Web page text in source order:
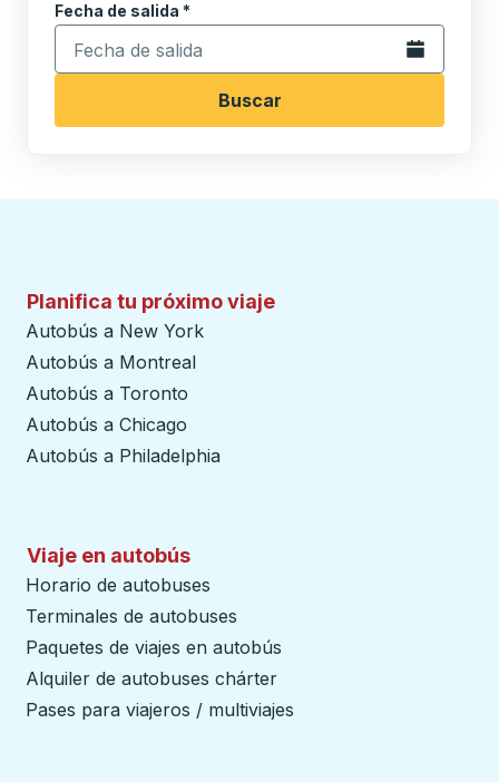
Fecha de salida *
Escriba la fecha en formato de fecha Barra diagonal
Abra el
Buscar
Planifica tu próximo viaje
Autobús a New York
Autobús a Montreal
Autobús a Toronto
Autobús a Chicago
Autobús a Philadelphia
Viaje en autobús
Horario de autobuses
Terminales de autobuses
Paquetes de viajes en autobús
Alquiler de autobuses chárter
Pases para viajeros / multiviajes